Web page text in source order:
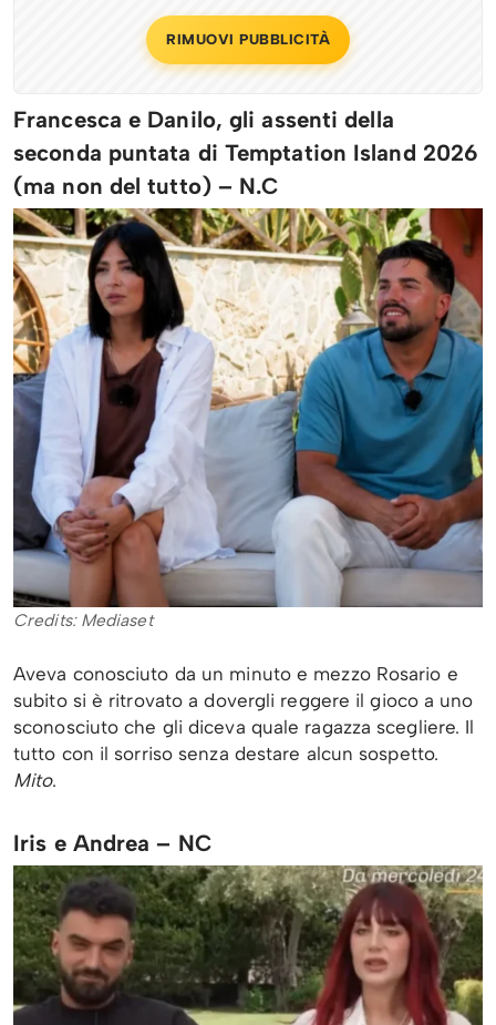
RIMUOVI PUBBLICITÀ
Francesca e Danilo, gli assenti della
seconda puntata di Temptation Island 2026
(ma non del tutto) – N.C
Credits: Mediaset
Aveva conosciuto da un minuto e mezzo Rosario e
subito si è ritrovato a dovergli reggere il gioco a uno
sconosciuto che gli diceva quale ragazza scegliere. Il
tutto con il sorriso senza destare alcun sospetto.
Mito.
Iris e Andrea – NC